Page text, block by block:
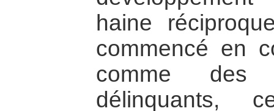
haine
commencé en
comme
délinquants,